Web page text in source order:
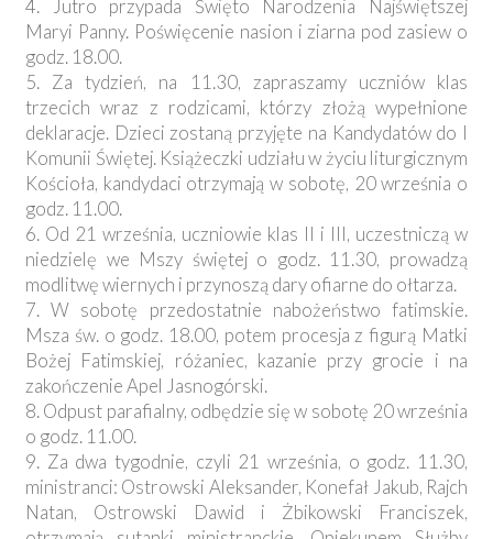
4. Jutro przypada Święto Narodzenia Najświętszej
Maryi Panny. Poświęcenie nasion i ziarna pod zasiew o
godz. 18.00.
5. Za tydzień, na 11.30, zapraszamy uczniów klas
trzecich wraz z rodzicami, którzy złożą wypełnione
deklaracje. Dzieci zostaną przyjęte na Kandydatów do I
Komunii Świętej. Książeczki udziału w życiu liturgicznym
Kościoła, kandydaci otrzymają w sobotę, 20 września o
godz. 11.00.
6. Od 21 września, uczniowie klas II i III, uczestniczą w
niedzielę we Mszy świętej o godz. 11.30, prowadzą
modlitwę wiernych i przynoszą dary ofiarne do ołtarza.
7. W sobotę przedostatnie nabożeństwo fatimskie.
Msza św. o godz. 18.00, potem procesja z figurą Matki
Bożej Fatimskiej, różaniec, kazanie przy grocie i na
zakończenie Apel Jasnogórski.
8. Odpust parafialny, odbędzie się w sobotę 20 września
o godz. 11.00.
9. Za dwa tygodnie, czyli 21 września, o godz. 11.30,
ministranci: Ostrowski Aleksander, Konefał Jakub, Rajch
Natan, Ostrowski Dawid i Żbikowski Franciszek,